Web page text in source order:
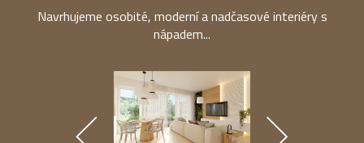
Navrhujeme osobité, moderní a nadčasové interiéry s
nápadem...